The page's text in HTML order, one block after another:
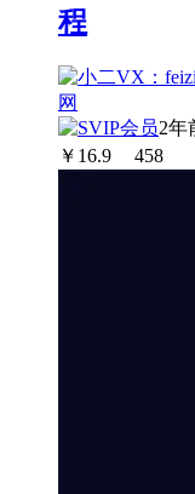
程
2年
￥ 16.9 458